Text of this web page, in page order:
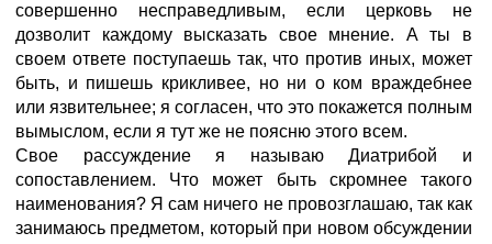
совершенно несправедливым, если церковь не
дозволит каждому высказать свое мнение. А ты в
своем ответе поступаешь так, что против иных, может
быть, и пишешь крикливее, но ни о ком враждебнее
или язвительнее; я согласен, что это покажется полным
вымыслом, если я тут же не поясню этого всем.
Свое рассуждение я называю Диатрибой и
сопоставлением. Что может быть скромнее такого
наименования? Я сам ничего не провозглашаю, так как
занимаюсь предметом, который при новом обсуждении